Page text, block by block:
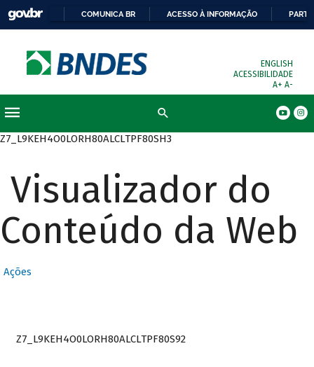
COMUNICA BR ACESSO À INFORMAÇÃO
ENGLISH
ACESSIBILIDADE
A+ A-
Z7_L9KEH4O0LORH80ALCLTPF80SH3
Visualizador do
Conteúdo da Web
Ações
Z7_L9KEH4O0LORH80ALCLTPF80S92